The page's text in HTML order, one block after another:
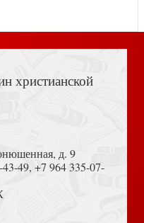
картинки
изнутри
Африканский)
д. 9
43-49, +7 964 335-07-